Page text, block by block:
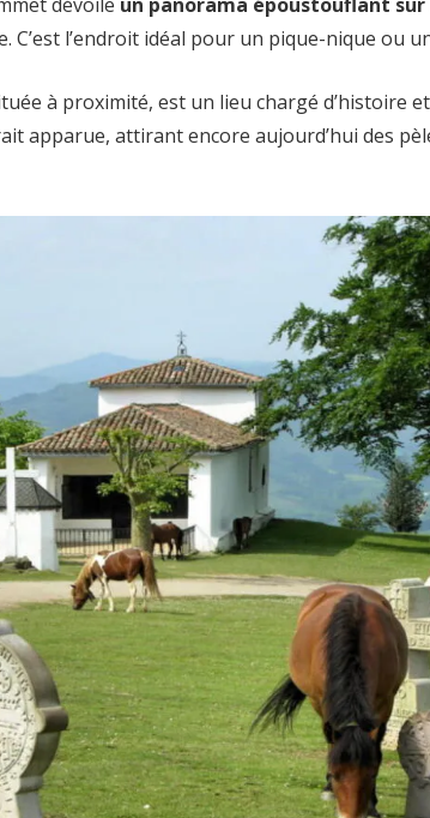
C’est l’endroit idéal pour un pique-nique ou
à proximité, est un lieu chargé d’histoire
apparue, attirant encore aujourd’hui des